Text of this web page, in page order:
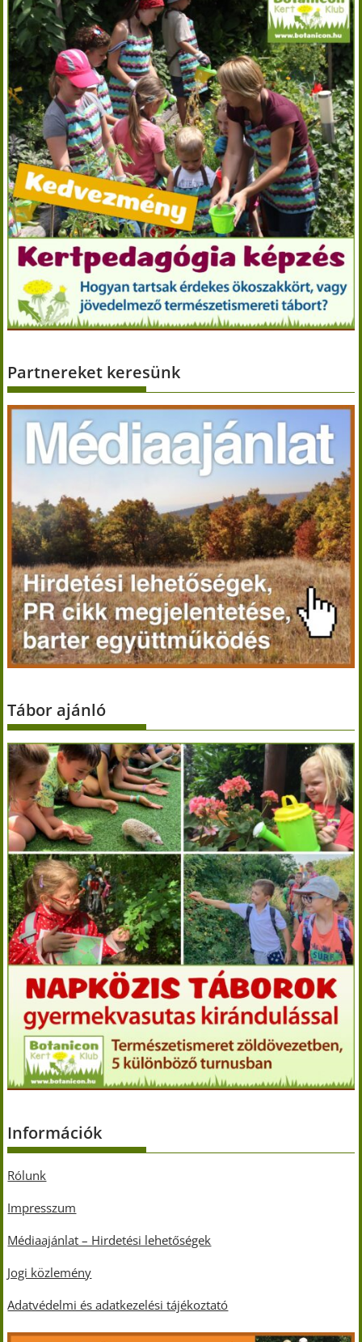
Partnereket keresünk
Tábor ajánló
Információk
Rólunk
Impresszum
Médiaajánlat – Hirdetési lehetőségek
Jogi közlemény
Adatvédelmi és adatkezelési tájékoztató